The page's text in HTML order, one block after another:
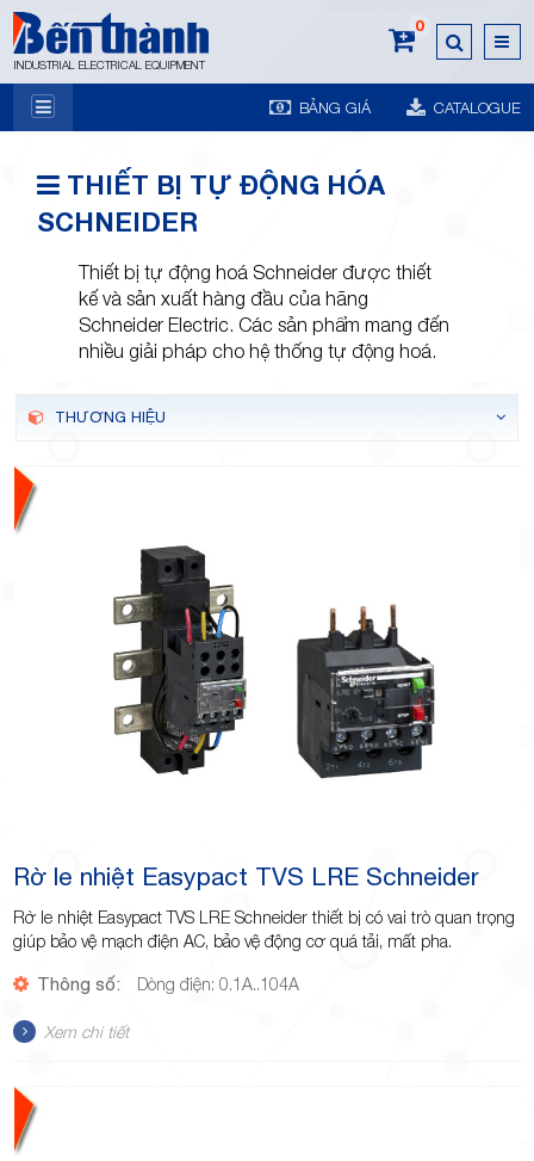
INDUSTRIAL ELECTRICAL EQUIPMENT
0
BẢNG GIÁ CATALOGUE
7A
Trương
Minh
Giảng,
phường
Hiệp Phú,
THIẾT BỊ TỰ ĐỘNG HÓA
SCHNEIDER
Thiết bị tự động hoá Schneider được thiết
kế và sản xuất hàng đầu của hãng
Schneider Electric. Các sản phẩm mang đến
nhiều giải pháp cho hệ thống tự động hoá.
THƯƠNG HIỆU
Rờ le nhiệt Easypact TVS LRE Schneider
Rờ le nhiệt Easypact TVS LRE Schneider thiết bị có vai trò quan trọng
giúp bảo vệ mạch điện AC, bảo vệ động cơ quá tải, mất pha.
Thông số: Dòng điện: 0.1A..104A
Xem chi tiết